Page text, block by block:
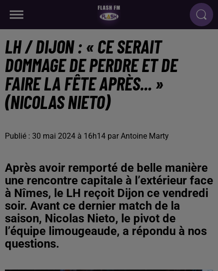
LH / DIJON : « CE SERAIT
DOMMAGE DE PERDRE ET DE
FAIRE LA FÊTE APRÈS... »
(NICOLAS NIETO)
Publié : 30 mai 2024 à 16h14 par Antoine Marty
Après avoir remporté de belle manière
une rencontre capitale à l’extérieur face
à Nîmes, le LH reçoit Dijon ce vendredi
soir. Avant ce dernier match de la
saison, Nicolas Nieto, le pivot de
l’équipe limougeaude, a répondu à nos
questions.